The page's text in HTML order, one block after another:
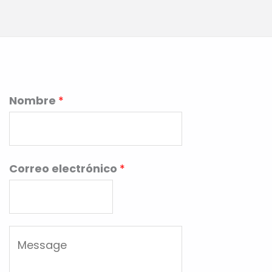
Nombre *
Correo electrónico *